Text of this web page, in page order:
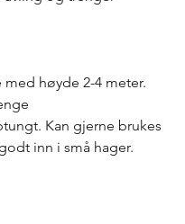
høyde 2-4 meter.
Kan gjerne brukes
inn i små hager.